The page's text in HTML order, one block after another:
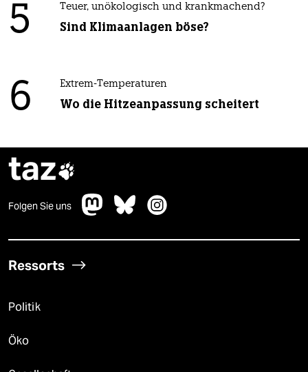
5 Teuer, unökologisch und krankmachend?
Sind Klimaanlagen böse?
6 Extrem-Temperaturen
Wo die Hitzeanpassung scheitert
taz
Folgen Sie uns
Ressorts
Politik
Öko